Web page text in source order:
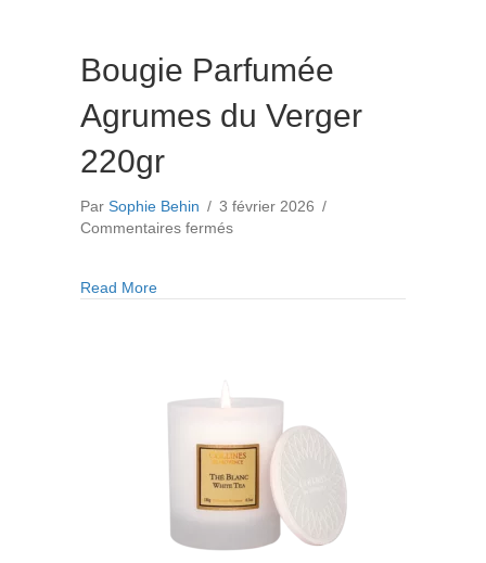
Bougie Parfumée
Agrumes du Verger
220gr
Par Sophie Behin / 3 février 2026 /
Commentaires ferméssur
Read Moreabout Bougie Parfumée Agrumes du Verger